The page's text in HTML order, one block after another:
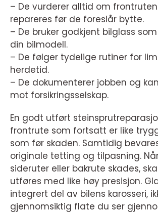
– De vurderer alltid om
repareres før de foreslår bytte.
– De bruker godkjent bilglass
din bilmodell.
– De følger tydelige rutiner for
herdetid.
– De dokumenterer jobben og
mot forsikringsselskap.
En godt utført
frontrute som fortsatt er like
som før skaden. Samtidig
originale tetting og tilpasning.
sideruter eller bakrute skades,
utføres med like høy presisjon.
integrert del av bilens karosseri,
gjennomsiktig flate du ser